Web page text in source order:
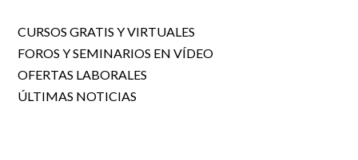
CURSOS GRATIS Y VIRTUALES
FOROS Y SEMINARIOS EN VÍDEO
OFERTAS LABORALES
ÚLTIMAS NOTICIAS